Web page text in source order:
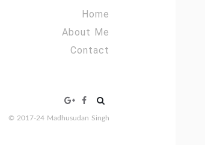
Home
About Me
Contact
Search
© 2017-24 Madhusudan Singh